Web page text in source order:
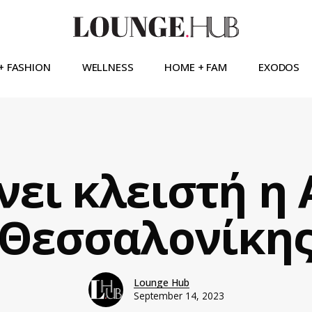
FASHION WELLNESS HOME + FAM EXODOS
κλειστή
Lounge Hub
September 14, 2023